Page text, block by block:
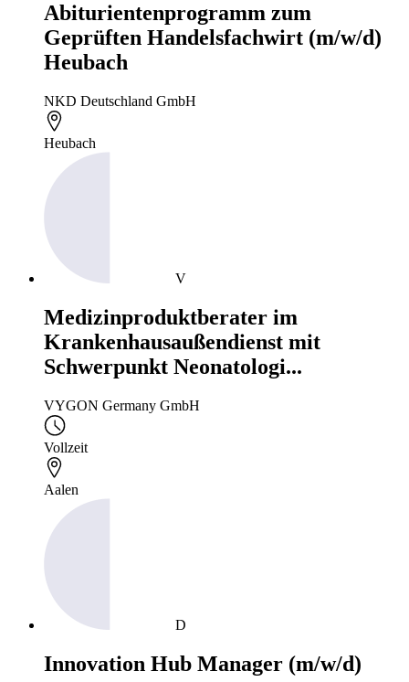
Abiturientenprogramm zum
Geprüften Handelsfachwirt (m/w/d)
Heubach
NKD Deutschland GmbH
Heubach
V
Medizinproduktberater im
Krankenhausaußendienst mit
Schwerpunkt Neonatologi...
VYGON Germany GmbH
Vollzeit
Aalen
D
Innovation Hub Manager (m/w/d)